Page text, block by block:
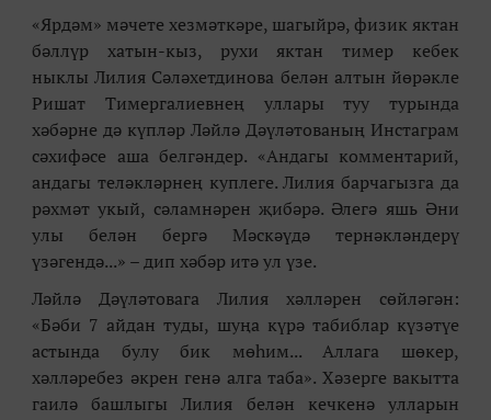
«Ярдәм» мәчете хезмәткәре, шагыйрә, физик яктан
бәллүр хатын-кыз, рухи яктан тимер кебек
ныклы Лилия Сәләхетдинова белән алтын йөрәкле
Ришат Тимергалиевнең уллары туу турында
хәбәрне дә күпләр Ләйлә Дәүләтованың Инстаграм
сәхифәсе аша белгәндер. «Андагы комментарий,
андагы теләкләрнең куплеге. Лилия барчагызга да
рәхмәт укый, сәламнәрен җибәрә. Әлегә яшь Әни
улы белән бергә Мәскәүдә тернәкләндерү
үзәгендә...» – дип хәбәр итә ул үзе.
Ләйлә Дәүләтовага Лилия хәлләрен сөйләгән:
«Бәби 7 айдан туды, шуңа күрә табиблар күзәтүе
астында булу бик мөһим... Аллага шөкер,
хәлләребез әкрен генә алга таба». Хәзерге вакытта
гаилә башлыгы Лилия белән кечкенә улларын